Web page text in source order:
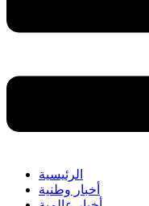
الرئيسية
أخبار وطنية